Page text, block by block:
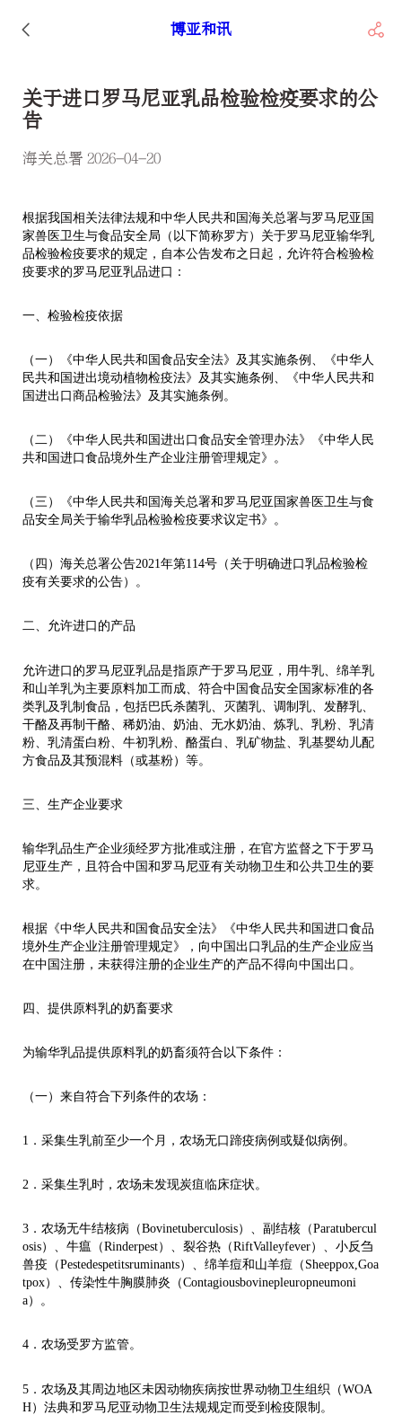
博亚和讯
关于进口罗马尼亚乳品检验检疫要求的公
告
海关总署 2026-04-20
根据我国相关法律法规和中华人民共和国海关总署与罗马尼亚国
家兽医卫生与食品安全局（以下简称罗方）关于罗马尼亚输华乳
品检验检疫要求的规定，自本公告发布之日起，允许符合检验检
疫要求的罗马尼亚乳品进口：
一、检验检疫依据
（一）《中华人民共和国食品安全法》及其实施条例、《中华人
民共和国进出境动植物检疫法》及其实施条例、《中华人民共和
国进出口商品检验法》及其实施条例。
（二）《中华人民共和国进出口食品安全管理办法》《中华人民
共和国进口食品境外生产企业注册管理规定》。
（三）《中华人民共和国海关总署和罗马尼亚国家兽医卫生与食
品安全局关于输华乳品检验检疫要求议定书》。
（四）海关总署公告2021年第114号（关于明确进口乳品检验检
疫有关要求的公告）。
二、允许进口的产品
允许进口的罗马尼亚乳品是指原产于罗马尼亚，用牛乳、绵羊乳
和山羊乳为主要原料加工而成、符合中国食品安全国家标准的各
类乳及乳制食品，包括巴氏杀菌乳、灭菌乳、调制乳、发酵乳、
干酪及再制干酪、稀奶油、奶油、无水奶油、炼乳、乳粉、乳清
粉、乳清蛋白粉、牛初乳粉、酪蛋白、乳矿物盐、乳基婴幼儿配
方食品及其预混料（或基粉）等。
三、生产企业要求
输华乳品生产企业须经罗方批准或注册，在官方监督之下于罗马
尼亚生产，且符合中国和罗马尼亚有关动物卫生和公共卫生的要
求。
根据《中华人民共和国食品安全法》《中华人民共和国进口食品
境外生产企业注册管理规定》，向中国出口乳品的生产企业应当
在中国注册，未获得注册的企业生产的产品不得向中国出口。
四、提供原料乳的奶畜要求
为输华乳品提供原料乳的奶畜须符合以下条件：
（一）来自符合下列条件的农场：
1．采集生乳前至少一个月，农场无口蹄疫病例或疑似病例。
2．采集生乳时，农场未发现炭疽临床症状。
3．农场无牛结核病（Bovinetuberculosis）、副结核（Paratubercul
osis）、牛瘟（Rinderpest）、裂谷热（RiftValleyfever）、小反刍
兽疫（Pestedespetitsruminants）、绵羊痘和山羊痘（Sheeppox,Goa
tpox）、传染性牛胸膜肺炎（Contagiousbovinepleuropneumoni
a）。
4．农场受罗方监管。
5．农场及其周边地区未因动物疾病按世界动物卫生组织（WOA
H）法典和罗马尼亚动物卫生法规规定而受到检疫限制。